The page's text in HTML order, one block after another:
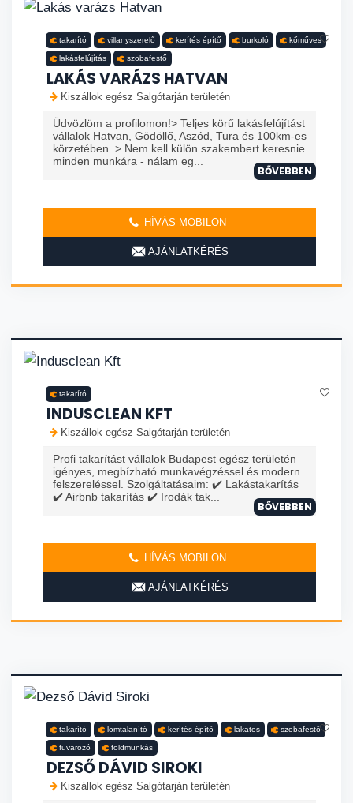
takarító villanyszerelő kerítés építő burkoló kőműves
lakásfelújítás szobafestő
LAKÁS VARÁZS HATVAN
Kiszállok egész Salgótarján területén
Üdvözlöm a profilomon!> Teljes körű lakásfelújítást
vállalok Hatvan, Gödöllő, Aszód, Tura és 100km-es
körzetében. > Nem kell külön szakembert keresnie
minden munkára - nálam eg...
BŐVEBBEN
HÍVÁS MOBILON
AJÁNLATKÉRÉS
takarító
INDUSCLEAN KFT
Kiszállok egész Salgótarján területén
Profi takarítást vállalok Budapest egész területén
igényes, megbízható munkavégzéssel és modern
felszereléssel. Szolgáltatásaim: ✔️ Lakástakarítás
✔️ Airbnb takarítás ✔️ Irodák tak...
BŐVEBBEN
HÍVÁS MOBILON
AJÁNLATKÉRÉS
takarító lomtalanító kerítés építő lakatos szobafestő
fuvarozó földmunkás
DEZSŐ DÁVID SIROKI
Kiszállok egész Salgótarján területén